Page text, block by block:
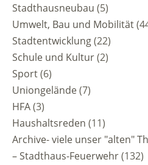
Stadthausneubau (5)
Umwelt, Bau und Mobilität
Stadtentwicklung(22)
Schule und Kultur(2)
Sport(6)
Uniongelände(7)
HFA(3)
Haushaltsreden (11)
Archive- viele unser "alten"
– Stadthaus-Feuerwehr(132)